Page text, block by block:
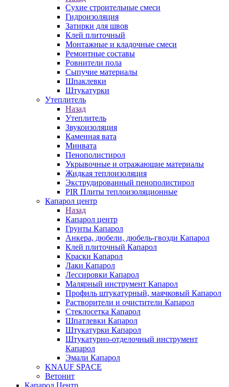
Сухие строительные смеси
Гидроизоляция
Затирки для швов
Клей плиточный
Монтажные и кладочные смеси
Ремонтные составы
Ровнители пола
Сыпучие материалы
Шпаклевки
Штукатурки
Утеплитель
Назад
Утеплитель
Звукоизоляция
Каменная вата
Минвата
Пенополистирол
Укрывочные и отражающие материалы
Жидкая теплоизоляция
Экструдированный пенополистирол
PIR Плиты теплоизоляционные
Капарол центр
Назад
Капарол центр
Грунты Капарол
Анкера, дюбели, дюбель-гвозди Капарол
Клей плиточный Капарол
Краски Капарол
Лаки Капарол
Лессировки Капарол
Малярный инструмент Капарол
Профиль штукатурный, маячковый Капарол
Растворители и очистители Капарол
Cтеклосетка Капарол
Шпатлевки Капарол
Штукатурки Капарол
Штукатурно-отделочный инструмент
Капарол
Эмали Капарол
KNAUF SPACE
Ветонит
Капарол Центр